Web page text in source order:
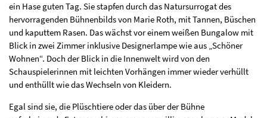
ein Hase guten Tag. Sie stapfen durch das Natursurrogat des
hervorragenden Bühnenbilds von Marie Roth, mit Tannen, Büschen
und kaputtem Rasen. Das wächst vor einem weißen Bungalow mit
Blick in zwei Zimmer inklusive Designerlampe wie aus „Schöner
Wohnen“. Doch der Blick in die Innenwelt wird von den
Schauspielerinnen mit leichten Vorhängen immer wieder verhüllt
und enthüllt wie das Wechseln von Kleidern.
Egal sind sie, die Plüschtiere oder das über der Bühne